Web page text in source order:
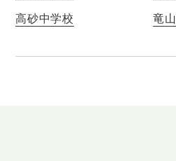
高砂中学校
竜